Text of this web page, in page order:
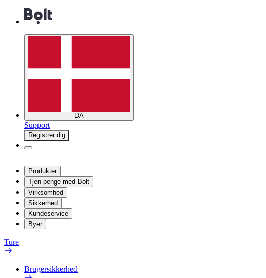
DA
Support
Registrer dig
Produkter
Tjen penge med Bolt
Virksomhed
Sikkerhed
Kundeservice
Byer
Ture
Brugersikkerhed